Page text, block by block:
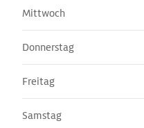
Mittwoch
Donnerstag
Freitag
Samstag